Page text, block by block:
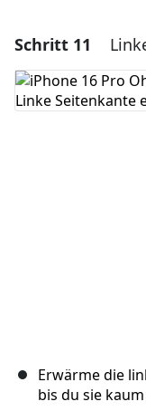
Kommentar
Schritt 11
Erwärme die
bis du sie